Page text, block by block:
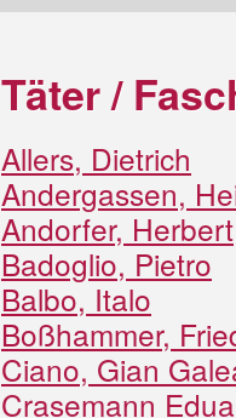
Täter /
Allers, Dietrich
Andergassen,
Andorfer, Herbert
Badoglio, Pietro
Balbo, Italo
Boßhammer,
Ciano, Gian
Crasemann